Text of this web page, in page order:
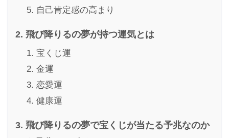
自己肯定感の高まり
飛び降りるの夢が持つ運気とは
宝くじ運
金運
恋愛運
健康運
飛び降りるの夢で宝くじが当たる予兆なのか